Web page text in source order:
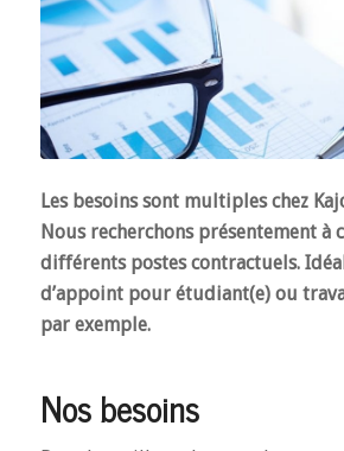
Les besoins sont multiples chez
Nous recherchons présentement à
différents postes contractuels.
d’appoint pour étudiant(e) ou
par exemple.
Nos besoins